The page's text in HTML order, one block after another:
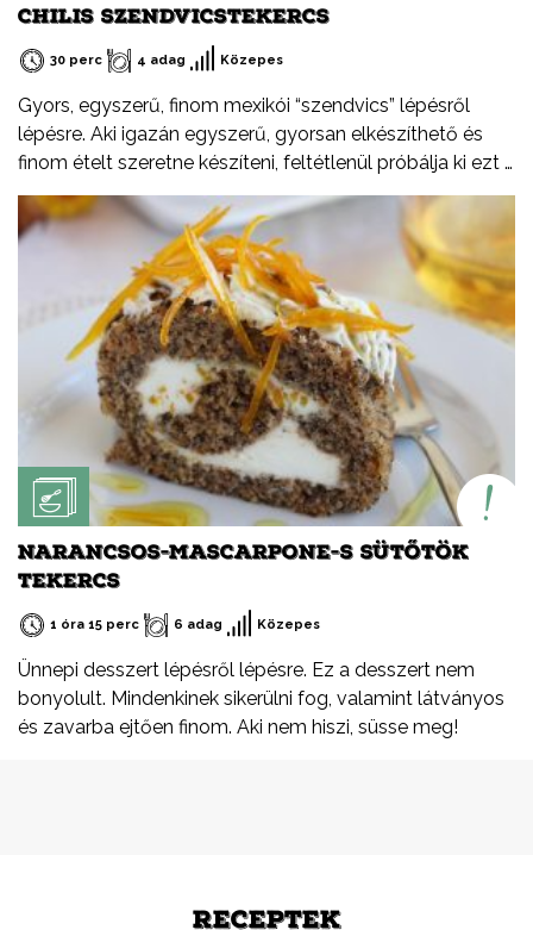
CHILIS SZENDVICSTEKERCS
30 perc 4 adag Közepes
Gyors, egyszerű, finom mexikói “szendvics” lépésről
lépésre. Aki igazán egyszerű, gyorsan elkészíthető és
finom ételt szeretne készíteni, feltétlenül próbálja ki ezt a
receptemet – akár hidegen akár melegen.
NARANCSOS-MASCARPONE-S SÜTŐTÖK
TEKERCS
1 óra 15 perc 6 adag Közepes
Ünnepi desszert lépésről lépésre. Ez a desszert nem
bonyolult. Mindenkinek sikerülni fog, valamint látványos
és zavarba ejtően finom. Aki nem hiszi, süsse meg!
RECEPTEK